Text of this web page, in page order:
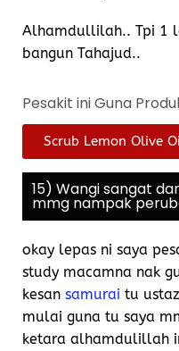
Alhamdullilah.. Tpi 1
bangun Tahajud..
Pesakit ini Guna
Scrub Lemon Olive
15) Wangi sangat
mmg nampak
okay lepas ni saya
study macamna nak
kesan samurai tu
mulai guna tu saya
ketara alhamdulillah